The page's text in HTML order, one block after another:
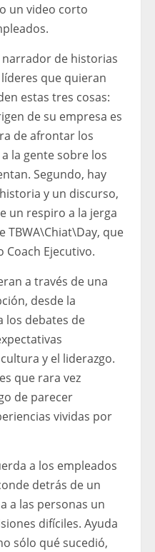
un video corto
narrador de historias
que quieran
estas tres cosas:
de su empresa es
de afrontar los
la gente sobre los
Segundo, hay
y un discurso,
un respiro a la jerga
TBWA\Chiat\Day, que
Coach Ejecutivo.
a través de una
desde la
los debates de
y el liderazgo.
que rara vez
de parecer
vividas por
a los empleados
detrás de un
a las personas un
difíciles. Ayuda
sólo qué sucedió,